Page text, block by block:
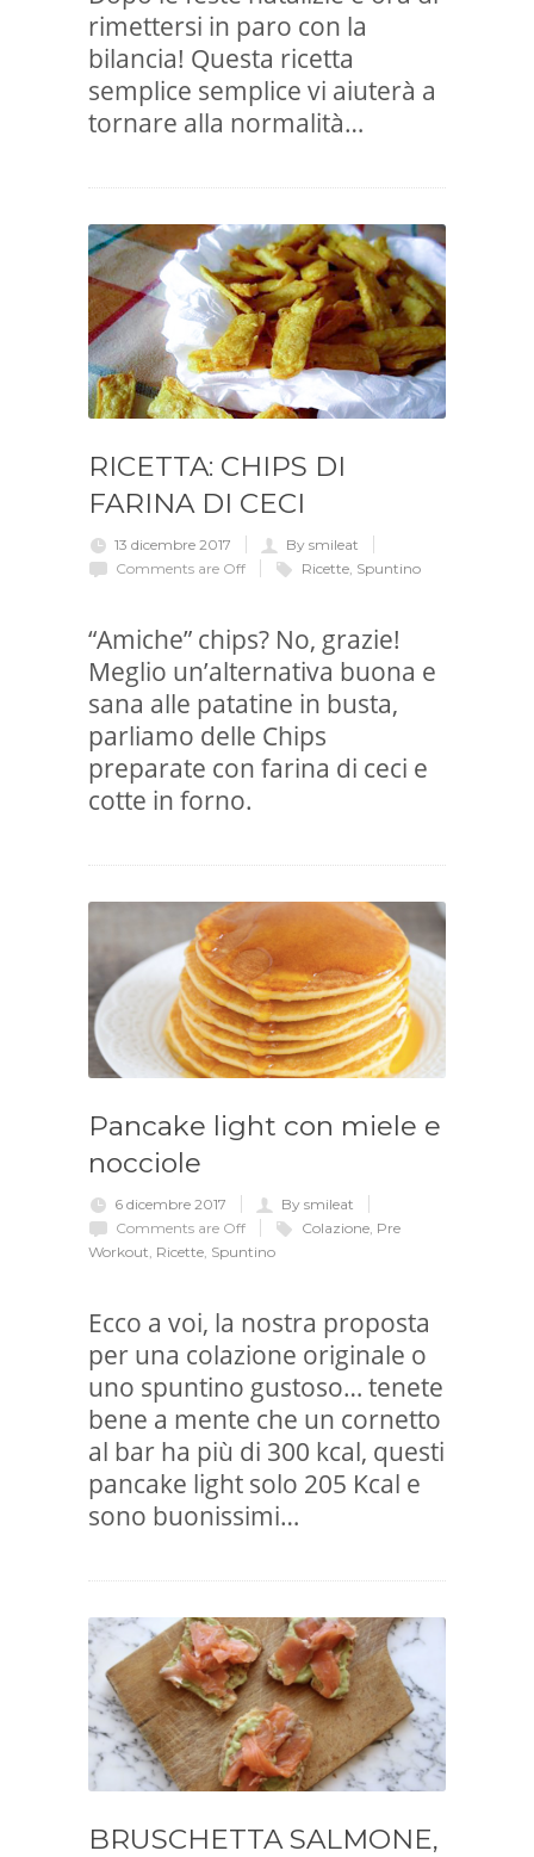
rimettersi in paro con la
bilancia! Questa ricetta
semplice semplice vi aiuterà a
tornare alla normalità…
RICETTA: CHIPS DI
FARINA DI CECI
13 dicembre 2017
By smileat
Comments are Off
Ricette Spuntino
“Amiche” chips? No, grazie!
Meglio un’alternativa buona e
sana alle patatine in busta,
parliamo delle Chips
preparate con farina di ceci e
cotte in forno.
Pancake light con miele e
nocciole
6 dicembre 2017
By smileat
Comments are Off
Colazione, Pre
Workout, Ricette, Spuntino
Ecco a voi, la nostra proposta
per una colazione originale o
uno spuntino gustoso… tenete
bene a mente che un cornetto
al bar ha più di 300 kcal, questi
pancake light solo 205 Kcal e
sono buonissimi…
BRUSCHETTA SALMONE,